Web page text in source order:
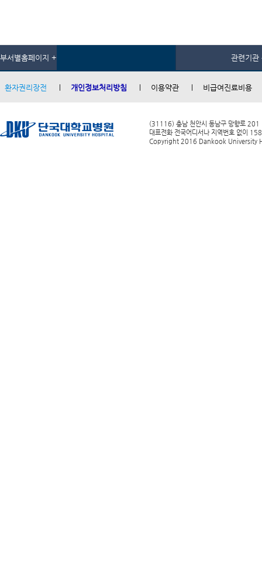
부서별홈페이지 + 관련기관
환자권리장전 개인정보처리방침 이용약관 비급여진료비용
(31116) 충남 천안시 동남구 망향로 201
대표전화 전국어디서나 지역번호 없이
Copyright 2016 Dankook University